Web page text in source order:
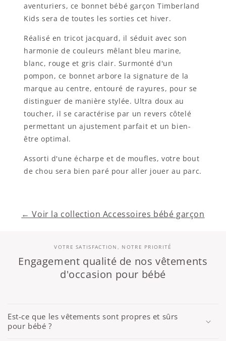
aventuriers, ce bonnet bébé garçon Timberland
Kids sera de toutes les sorties cet hiver.
Réalisé en tricot jacquard, il séduit avec son
harmonie de couleurs mêlant bleu marine,
blanc, rouge et gris clair. Surmonté d'un
pompon, ce bonnet arbore la signature de la
marque au centre, entouré de rayures, pour se
distinguer de manière stylée. Ultra doux au
toucher, il se caractérise par un revers côtelé
permettant un ajustement parfait et un bien-
être optimal.
Assorti d'une écharpe et de moufles, votre bout
de chou sera bien paré pour aller jouer au parc.
← Voir la collection Accessoires bébé garçon
VOTRE SATISFACTION, NOTRE PRIORITÉ
Engagement qualité de nos vêtements
d'occasion pour bébé
Est-ce que les vêtements sont propres et sûrs
pour bébé ?